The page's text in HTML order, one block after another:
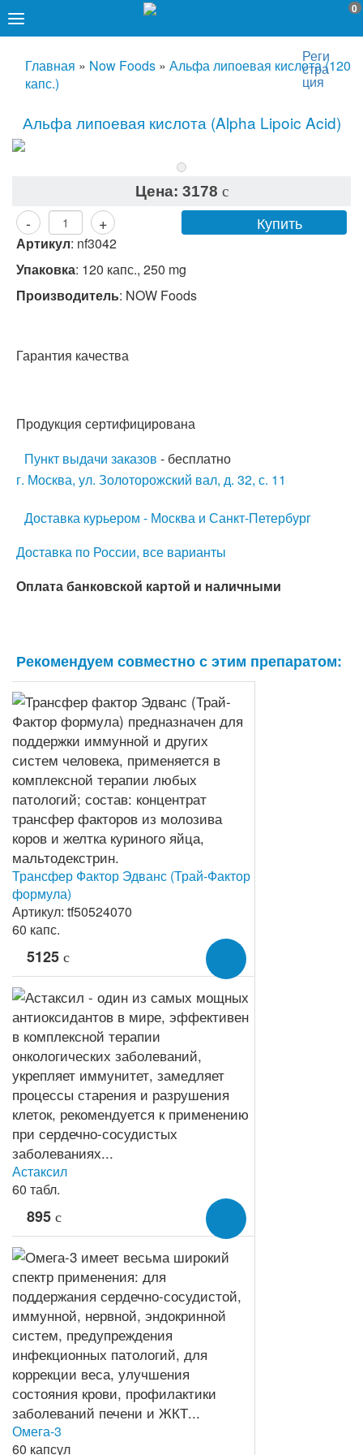
0
Реги
стра
ция
Главная » Now Foods » Альфа липоевая кислота (120
капс.)
Альфа липоевая кислота (Alpha Lipoic Acid)
Цена: 3178 c
- + Купить
Артикул: nf3042
Упаковка: 120 капс., 250 mg
Производитель: NOW Foods
Гарантия качества
Продукция сертифицирована
Пункт выдачи заказов - бесплатно
г. Москва, ул. Золоторожский вал, д. 32, с. 11
Доставка курьером - Москва и Санкт-Петербург
Доставка по России, все варианты
Оплата банковской картой и наличными
Рекомендуем совместно с этим препаратом:
Трансфер Фактор Эдванс (Трай-Фактор
формула)
Артикул: tf50524070
60 капс.
5125 c
Астаксил
60 табл.
895 c
Омега-3
60 капсул